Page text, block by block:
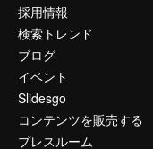
採用情報
検索トレンド
ブログ
イベント
Slidesgo
コンテンツを販売する
プレスルーム